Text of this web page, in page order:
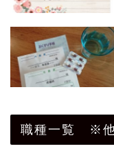
職種一覧 ※他